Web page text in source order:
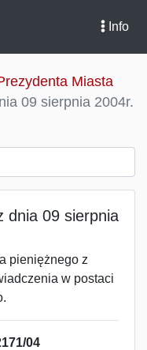
Info
Miasta
09 sierpnia 2004r.
dnia 09 sierpnia
pieniężnego z
w postaci
04